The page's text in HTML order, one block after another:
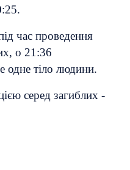
час проведення
о 21:36
одне тіло людини.
серед загиблих -